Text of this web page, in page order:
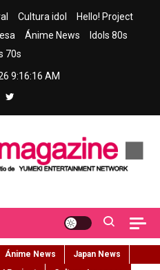
Cultura idol
Hello! Project
Ánime News
Idols 80s
70s
9:16:18 AM
Ánime News
Japan News